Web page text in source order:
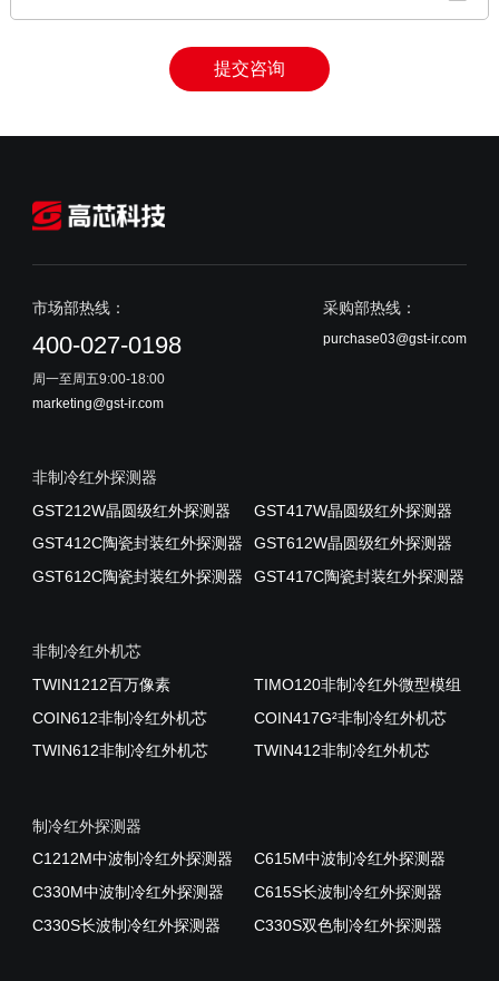
提交咨询
市场部热线：
400-027-0198
周一至周五9:00-18:00
marketing@gst-ir.com
采购部热线：
purchase03@gst-ir.com
非制冷红外探测器
GST212W晶圆级红外探测器
GST417W晶圆级红外探测器
GST412C陶瓷封装红外探测器
GST612W晶圆级红外探测器
GST612C陶瓷封装红外探测器
GST417C陶瓷封装红外探测器
非制冷红外机芯
TWIN1212百万像素
TIMO120非制冷红外微型模组
COIN612非制冷红外机芯
COIN417G²非制冷红外机芯
TWIN612非制冷红外机芯
TWIN412非制冷红外机芯
制冷红外探测器
C1212M中波制冷红外探测器
C615M中波制冷红外探测器
C330M中波制冷红外探测器
C615S长波制冷红外探测器
C330S长波制冷红外探测器
C330S双色制冷红外探测器